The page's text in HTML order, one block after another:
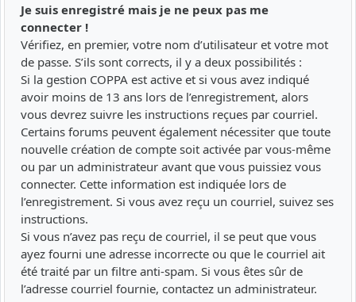
Je suis enregistré mais je ne peux pas me
connecter !
Vérifiez, en premier, votre nom d’utilisateur et votre mot
de passe. S’ils sont corrects, il y a deux possibilités :
Si la gestion COPPA est active et si vous avez indiqué
avoir moins de 13 ans lors de l’enregistrement, alors
vous devrez suivre les instructions reçues par courriel.
Certains forums peuvent également nécessiter que toute
nouvelle création de compte soit activée par vous-même
ou par un administrateur avant que vous puissiez vous
connecter. Cette information est indiquée lors de
l’enregistrement. Si vous avez reçu un courriel, suivez ses
instructions.
Si vous n’avez pas reçu de courriel, il se peut que vous
ayez fourni une adresse incorrecte ou que le courriel ait
été traité par un filtre anti-spam. Si vous êtes sûr de
l’adresse courriel fournie, contactez un administrateur.